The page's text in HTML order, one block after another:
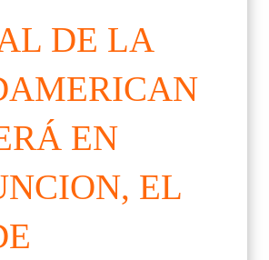
DE LA
EN
EL